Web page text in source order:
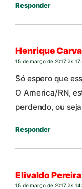
Responder
Henrique
15 de março de 2017 às
Só espero que
O America/RN,
perdendo, ou
Responder
Elivaldo Pereira
15 de março de 2017 às